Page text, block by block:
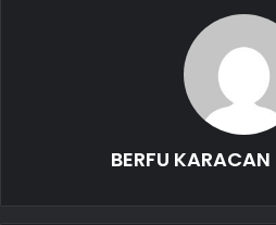
BERFU KARACAN